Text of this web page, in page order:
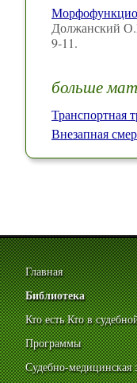
Должанский
9‑11.
больше
Транспортная
Внезапная
Главная
Библиотека
Кто есть Кто в
Программы
Судебно-медицинская